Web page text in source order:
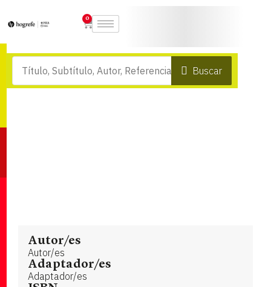
0
Buscar
Autor/es
Autor/es
Adaptador/es
Adaptador/es